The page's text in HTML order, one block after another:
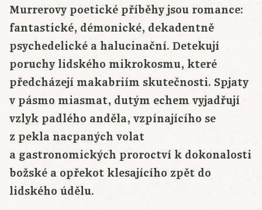
Murrerovy poetické příběhy jsou romance:
fantastické, démonické, dekadentně
psychedelické a halucinační. Detekují
poruchy lidského mikrokosmu, které
předcházejí makabriím skutečnosti. Spjaty
v pásmo miasmat, dutým echem vyjadřují
vzlyk padlého anděla, vzpínajícího se
z pekla nacpaných volat
a gastronomických proroctví k dokonalosti
božské a opřekot klesajícího zpět do
lidského údělu.